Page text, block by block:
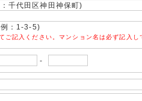
千代田区神田神保町)
：1-3-5)
ご記入ください。マンション名は必ず記入し
-